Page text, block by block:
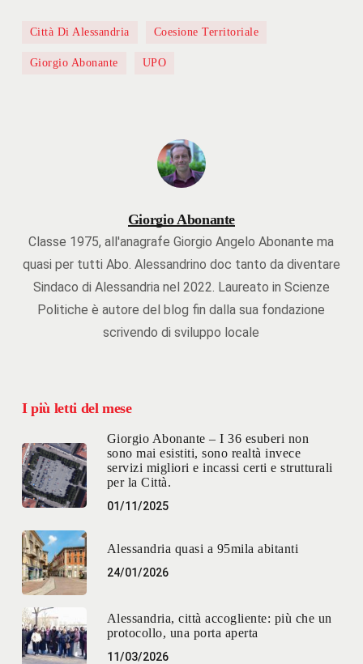
Città Di Alessandria Coesione Territoriale
Giorgio Abonante UPO
Giorgio Abonante
Classe 1975, all'anagrafe Giorgio Angelo Abonante ma
quasi per tutti Abo. Alessandrino doc tanto da diventare
Sindaco di Alessandria nel 2022. Laureato in Scienze
Politiche è autore del blog fin dalla sua fondazione
scrivendo di sviluppo locale
I più letti del mese
Giorgio Abonante – I 36 esuberi non
sono mai esistiti, sono realtà invece
servizi migliori e incassi certi e strutturali
per la Città.
01/11/2025
Alessandria quasi a 95mila abitanti
24/01/2026
Alessandria, città accogliente: più che un
protocollo, una porta aperta
11/03/2026